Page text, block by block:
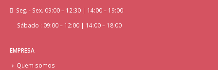
Seg. - Sex. 09:00 – 12:30 | 14:00 – 19:00
Sábado : 09:00 – 12:00 | 14:00 – 18:00
EMPRESA
Quem somos